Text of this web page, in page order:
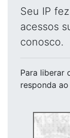
Seu IP
acessos
conosco.
Para liberar
responda